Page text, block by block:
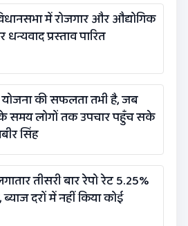
में रोजगार और औद्योगिक
धन्यवाद प्रस्ताव पारित
योजना की सफलता तभी है, जब
समय लोगों तक उपचार पहुँच सके
सिंह
तीसरी बार रेपो रेट 5.25%
दरों में नहीं किया कोई